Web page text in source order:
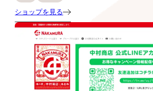
ショップを見る